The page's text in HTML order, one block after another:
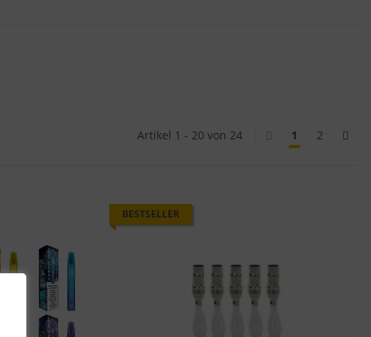
Artikel 1 - 20 von 24 1 2
BESTSELLER